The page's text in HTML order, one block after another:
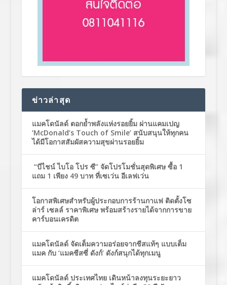
ข่าวล่าสุด
แมคโดนัลด์ ตอกย้ำพลังแห่งรอยยิ้ม ผ่านแคมเปญ
‘McDonald’s Touch of Smile’ สนับสนุนให้ทุกคน
ได้มีโอกาสสัมผัสความสุขผ่านรอยยิ้ม
“บีไชน์ ไบโอ โปร ซี” จัดโปรโมชั่นสุดพิเศษ ซื้อ 1
แถม 1 เพียง 49 บาท ที่เซเว่น อีเลฟเว่น
โอกาสพิเศษสำหรับผู้ประกอบการร้านกาแฟ ติดตั้งโซ
ล่าร์ เซลล์ ราคาพิเศษ พร้อมสร้างรายได้จากการขาย
คาร์บอนเครดิต
แมคโดนัลด์ จัดเต็มความอร่อยจากชีสแท้ๆ แบบเต็ม
แมค กับ ‘แมคชีสซี่ ดังก์’ ดังก์สนุกได้ทุกเมนู
แมคโดนัลด์ ประเทศไทย เดินหน้าลงทุนระยะยาว